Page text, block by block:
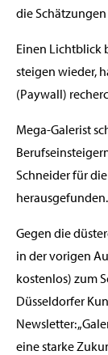
die
Einen Lichtblick
steigen wieder,
(Paywall)
Mega-Galerist
Schneider für die
herausgefunden.
Gegen die
in der vorigen
kostenlos) zum
Düsseldorfer
Newsletter:
eine starke